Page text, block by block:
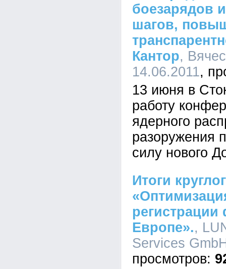
боезарядов
шагов,
Кантор,
14.06.2011
13 июня в
работу
ядерного
разоружения
силу нового
Итоги
Европе».,
Services